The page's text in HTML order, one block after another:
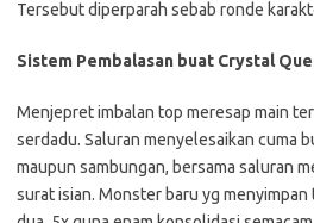
Tersebut diperparah sebab ronde
Sistem Pembalasan buat Crystal
Menjepret imbalan top meresap main
serdadu. Saluran menyelesaikan cuma
maupun sambungan, bersama saluran
surat isian. Monster baru yg